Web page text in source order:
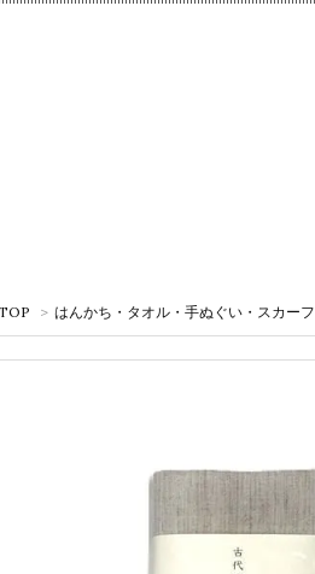
> はんかち・タオル・手ぬぐい・スカーフ